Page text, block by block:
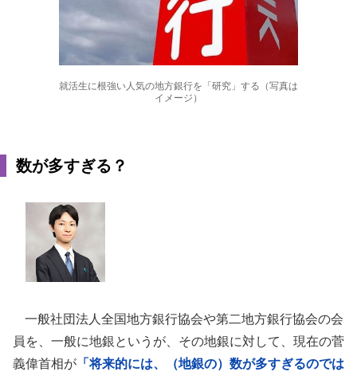
就活生に根強い人気の地方銀行を「研究」する（写真は
イメージ）
数が多すぎる？
一般社団法人全国地方銀行協会や第二地方銀行協会の会
員を、一般に地銀というが、その地銀に対して、現在の菅
義偉首相が 「将来的には、（地銀の）数が多すぎるのでは